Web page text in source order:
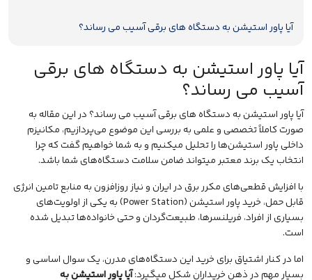
آیا پاور استیشن به دستگاه های برقی آسیب می رساند؟
آیا پاور استیشن به دستگاه های برقی
آسیب می رساند؟
آیا پاور استیشن به دستگاه های برقی آسیب می رساند؟ در این مقاله به
صورت کاملاً تخصصی و علمی به بررسی این موضوع می‌پردازیم، مکانیزم
داخلی پاور استیشن‌ها را تحلیل میکنیم و به شما خواهیم گفت که چرا
انتخاب یک برند معتبر میتواند ضامن سلامت دستگاه‌های شما باشد.
با افزایش قطعی‌های مکرر برق در ایران و نیاز روزافزون به منابع تامین انرژی
قابل حمل، خرید پاور استیشن (Power Station) به یکی از اولویت‌های
بسیاری از افراد، فریلنسرها، طبیعت‌گردان و حتی خانواده‌ها تبدیل شده
است.
اما در کنار اشتیاق برای خرید این دستگاه‌های مدرن، یک سوال اساسی و
بسیار مهم در ذهن خریداران شکل میگیرد:آیا پاور استیشن به